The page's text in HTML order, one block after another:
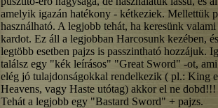
amelyik igazán hatékony - kétkeziek. Mellettük
használható. A legjobb tehát, ha keresünk
kardot. Ez áll a legjobban Harcosunk kezében,
legtöbb esetben pajzs is passzintható hozzájuk.
találsz egy "kék leírásos" "Great Sword" -ot, ami
elég jó tulajdonságokkal rendelkezik ( pl.: King
Heavens, vagy Haste utótag) akkor el ne
Tehát a legjobb egy "Bastard Sword" + pajzs.